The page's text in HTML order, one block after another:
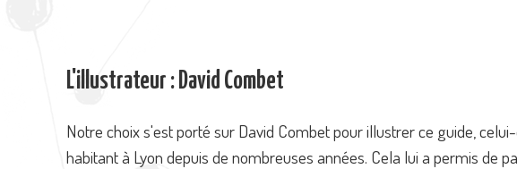
L'illustrateur : David Combet
Notre choix s'est porté sur David Combet pour illustrer ce guide,
habitant à Lyon depuis de nombreuses années. Cela lui a permis de